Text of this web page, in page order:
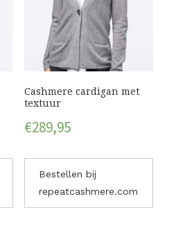
Cashmere cardigan met
textuur
€289,95
Bestellen bij
repeatcashmere.com